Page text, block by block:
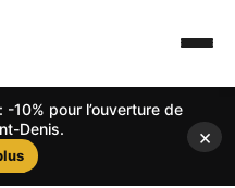
10% pour l’ouverture de
Denis.
×